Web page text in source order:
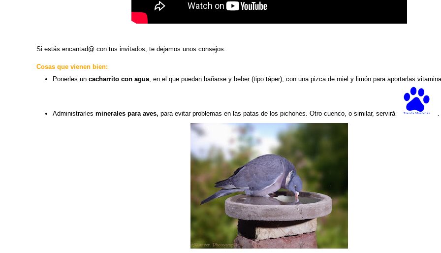
Si estás encantad@ con tus invitados, te dejamos unos consejos.
Cosas que vienen bien:
Ponerles un cacharrito con agua, en el que puedan bañarse y beber (tipo táper), con una pizca de miel y limón para aportarlas
Administrarles minerales para aves, para evitar problemas en las patas de los pichones. Otro cuenco, o similar, servirá .